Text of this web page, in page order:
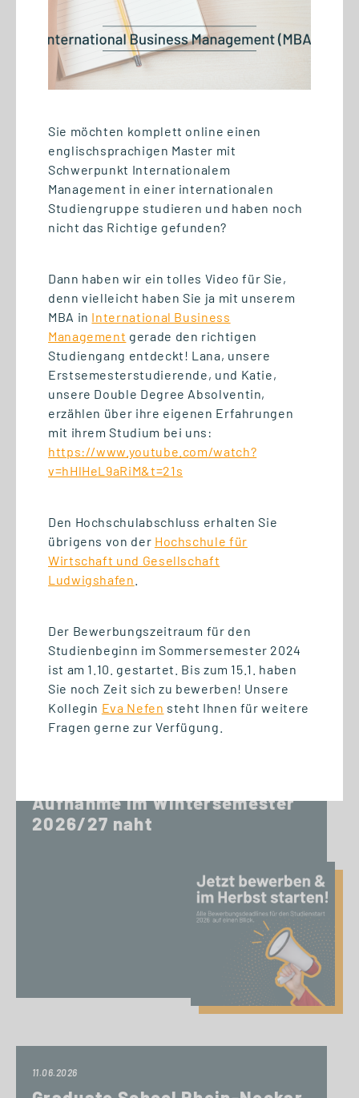
24.06.2026
hautnah erleben auf der
Breakbulk Europe 2026 in
Rotterdam
22.06.2026
DGWF-Sommerklausurtagung
2026: Wissenschaftliche
Aufnahme im Wintersemester
2026/27 naht
11.06.2026
Sie möchten komplett online einen
englischsprachigen Master mit
Schwerpunkt Internationalem
Management in einer internationalen
Studiengruppe studieren und haben noch
nicht das Richtige gefunden?
Dann haben wir ein tolles Video für Sie,
denn vielleicht haben Sie ja mit unserem
MBA in International Business
Management gerade den richtigen
Studiengang entdeckt! Lana, unsere
Erstsemesterstudierende, und Katie,
unsere Double Degree Absolventin,
erzählen über ihre eigenen Erfahrungen
mit ihrem Studium bei uns:
https://www.youtube.com/watch?
v=hHlHeL9aRiM&t=21s
Den Hochschulabschluss erhalten Sie
übrigens von der Hochschule für
Wirtschaft und Gesellschaft
Ludwigshafen
Der Bewerbungszeitraum für den
Studienbeginn im Sommersemester 2024
ist am 1.10. gestartet. Bis zum 15.1. haben
Sie noch Zeit sich zu bewerben! Unsere
Kollegin Eva Nefen steht Ihnen für weitere
Fragen gerne zur Verfügung.